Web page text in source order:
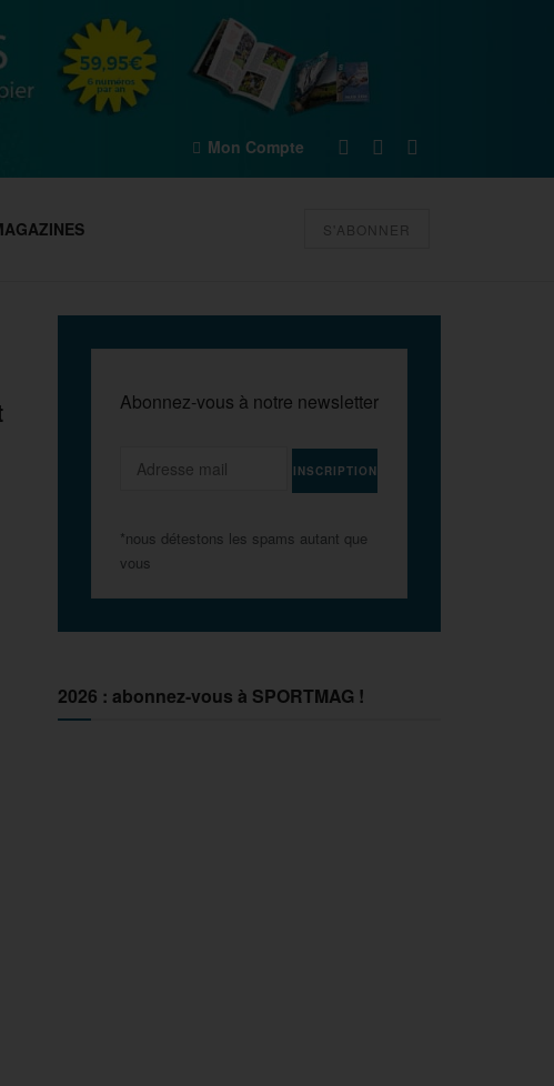
Mon Compte
S'ABONNER
Abonnez-vous à notre newsletter
*nous détestons les spams autant que
vous
2026 : abonnez-vous à SPORTMAG !